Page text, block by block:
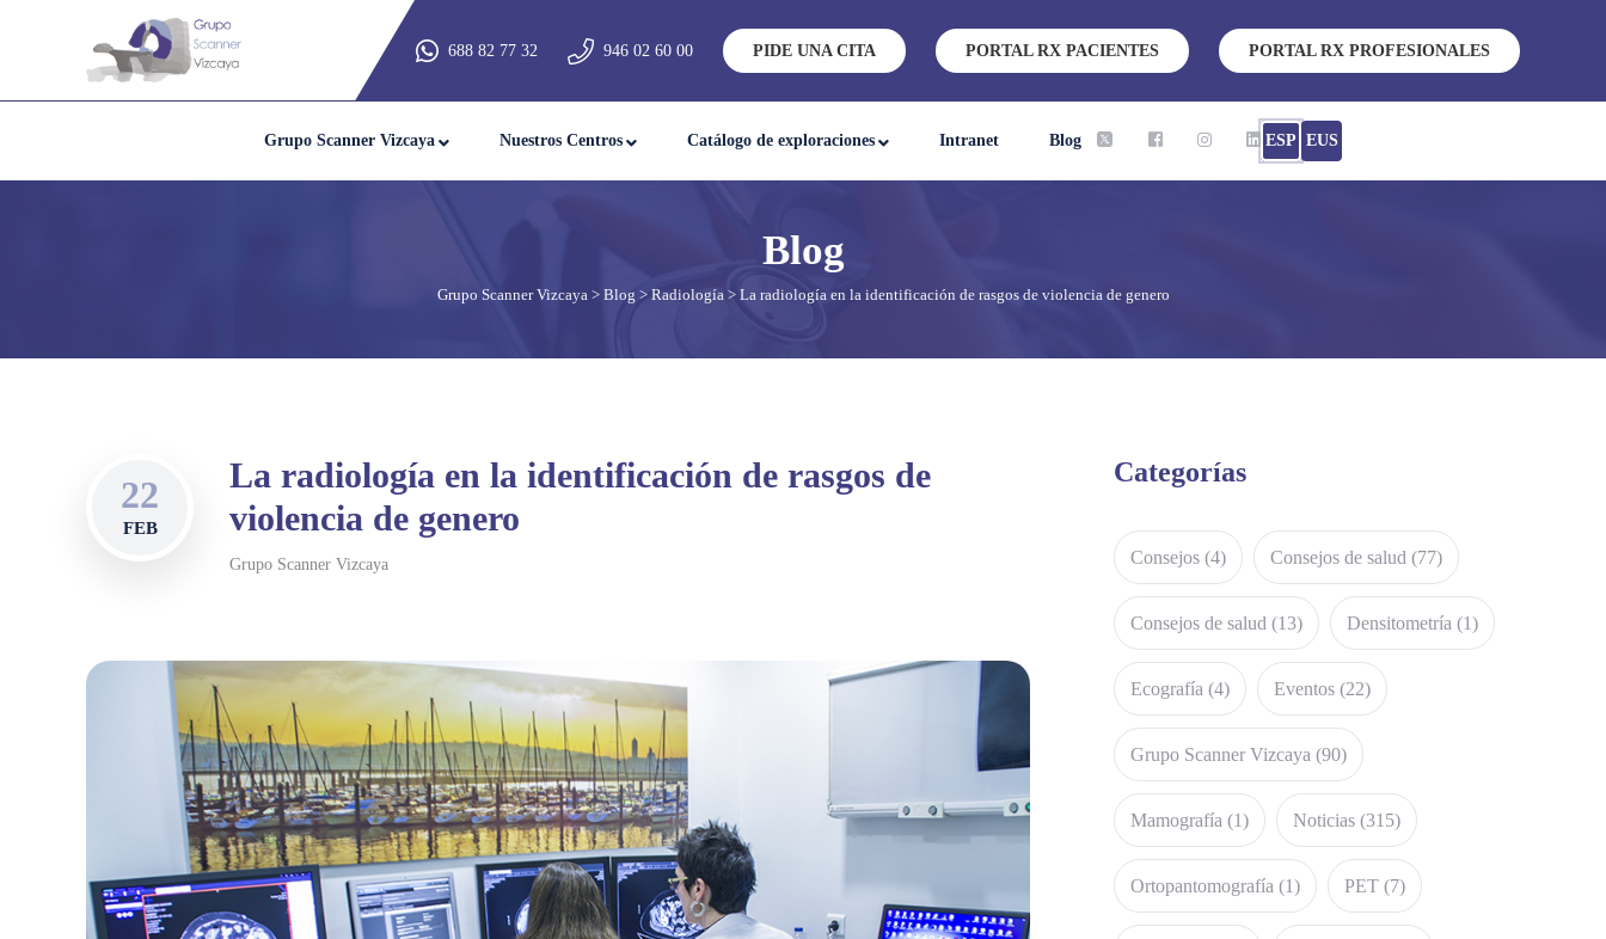
688 82 77 32 946 02 60 00 PIDE UNA CITA PORTAL RX PACIENTES PORTAL RX PROFESIONALES
Grupo Scanner Vizcaya Nuestros Centros Catálogo de exploraciones Intranet Blog ESP EUS
Grupo Scanner Vizcaya> Blog > Radiología> La radiología en la identificación de rasgos de violencia de genero
22
FEB
La radiología en la identificación de rasgos de
violencia de genero
Grupo Scanner Vizcaya
Categorías
Consejos (4) Consejos de salud (77)
Consejos de salud (13) Densitometría (1)
Ecografía (4) Eventos (22)
Grupo Scanner Vizcaya (90)
Mamografía (1) Noticias (315)
Ortopantomografía (1) PET (7)